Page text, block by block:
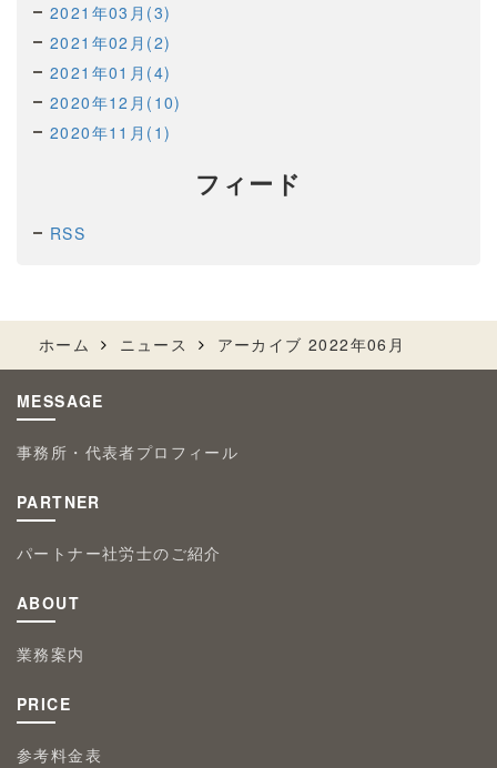
2021年03月(3)
2021年02月(2)
2021年01月(4)
2020年12月(10)
2020年11月(1)
フィード
RSS
ホーム ニュース アーカイブ 2022年06月
MESSAGE
事務所・代表者プロフィール
PARTNER
パートナー社労士のご紹介
ABOUT
業務案内
PRICE
参考料金表